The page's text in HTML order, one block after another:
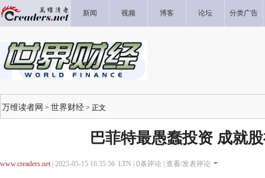
新闻 视频 博客 论坛 分类广告
万维读者网 > 世界财经 > 正文
巴菲特最愚蠢投资 成就
www.creaders.net| 2025-05-15 16:35:56 LTN | 0条评论 | 查看/发表评论